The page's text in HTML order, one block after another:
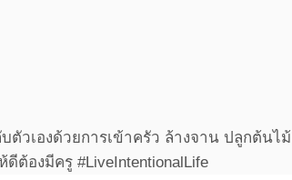
ตัวเองด้วยการเข้าครัว ล้างจาน ปลูกต้น
ต้องมีครู #LiveIntentionalLife